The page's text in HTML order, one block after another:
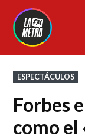
content
POSTED
IN
ESPECTÁCULOS
Forbes
como el